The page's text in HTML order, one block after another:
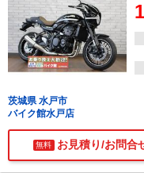
茨城県 水戸市
バイク館水戸店
無料 お見積り/お問合